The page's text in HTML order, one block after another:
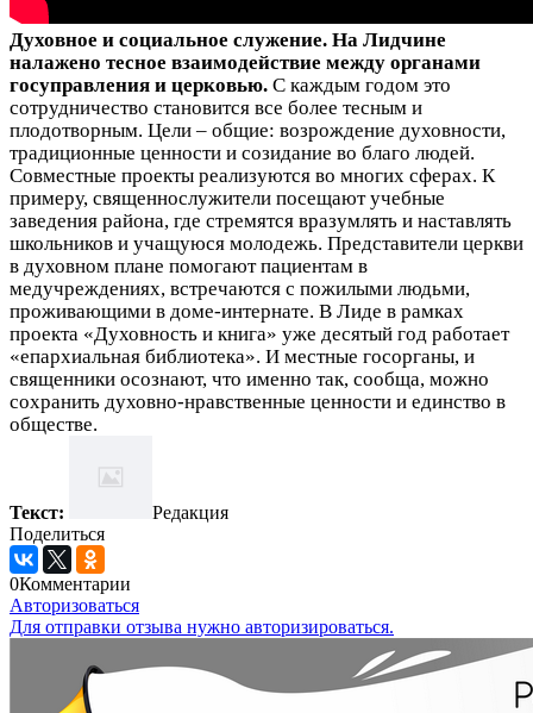
Духовное и социальное служение. На Лидчине
налажено тесное взаимодействие между органами
госуправления и церковью. С каждым годом это
сотрудничество становится все более тесным и
плодотворным. Цели – общие: возрождение духовности,
традиционные ценности и созидание во благо людей.
Совместные проекты реализуются во многих сферах. К
примеру, священнослужители посещают учебные
заведения района, где стремятся вразумлять и наставлять
школьников и учащуюся молодежь. Представители церкви
в духовном плане помогают пациентам в
медучреждениях, встречаются с пожилыми людьми,
проживающими в доме-интернате. В Лиде в рамках
проекта «Духовность и книга» уже десятый год работает
«епархиальная библиотека». И местные госорганы, и
священники осознают, что именно так, сообща, можно
сохранить духовно-нравственные ценности и единство в
обществе.
Текст:
Редакция
Поделиться
0Комментарии
Авторизоваться
Для отправки отзыва нужно авторизироваться.